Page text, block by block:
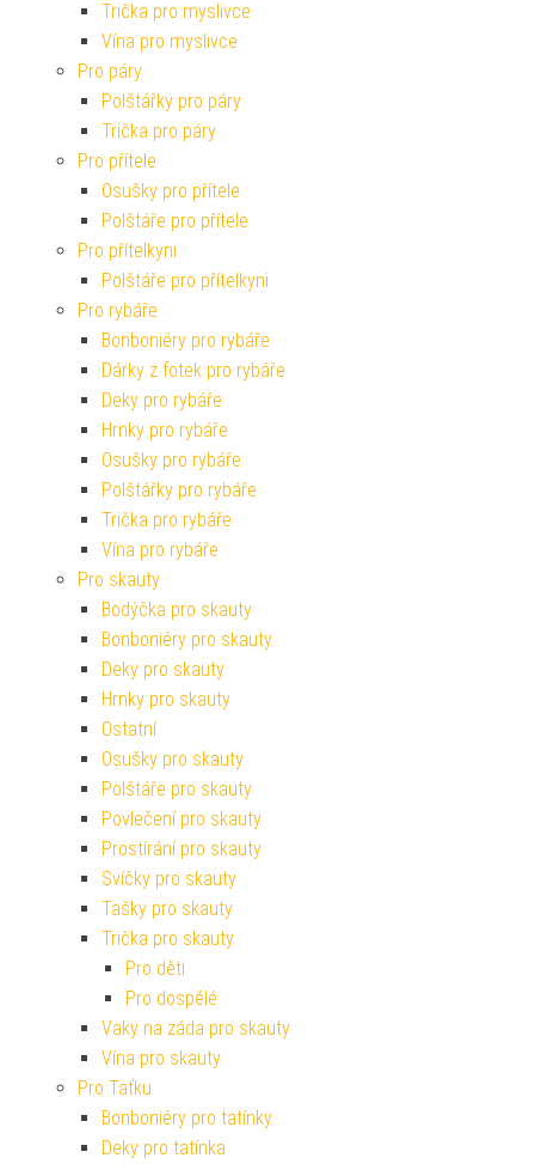
Trička pro myslivce
Vína pro myslivce
Pro páry
Polštářky pro páry
Trička pro páry
Pro přítele
Osušky pro přítele
Polštáře pro přítele
Pro přítelkyni
Polštáře pro přítelkyni
Pro rybáře
Bonboniéry pro rybáře
Dárky z fotek pro rybáře
Deky pro rybáře
Hrnky pro rybáře
Osušky pro rybáře
Polštářky pro rybáře
Trička pro rybáře
Vína pro rybáře
Pro skauty
Bodýčka pro skauty
Bonboniéry pro skauty
Deky pro skauty
Hrnky pro skauty
Ostatní
Osušky pro skauty
Polštáře pro skauty
Povlečení pro skauty
Prostírání pro skauty
Svíčky pro skauty
Tašky pro skauty
Trička pro skauty
Pro děti
Pro dospělé
Vaky na záda pro skauty
Vína pro skauty
Pro Taťku
Bonboniéry pro tatínky
Deky pro tatínka